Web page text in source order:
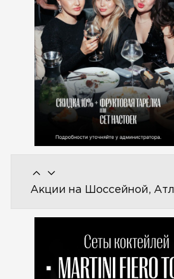
Акции на Шоссейной,